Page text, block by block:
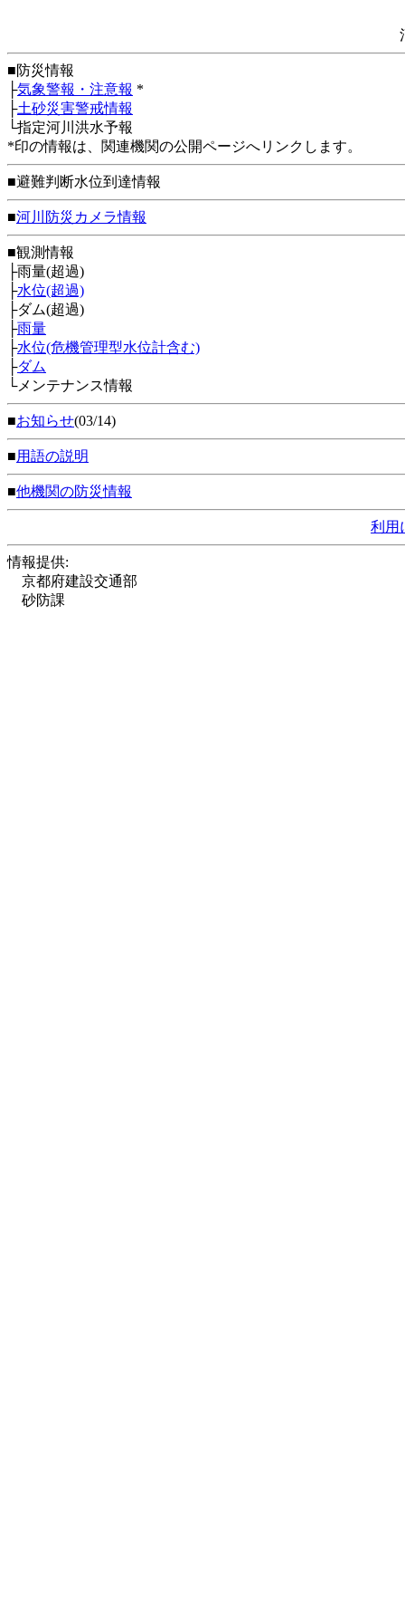
■防災情報
├気象警報・注意報 *
├土砂災害警戒情報
└指定河川洪水予報
*印の情報は、関連機関の公開ページへリンクします。
■避難判断水位到達情報
■河川防災カメラ情報
■観測情報
├雨量(超過)
├水位(超過)
├ダム(超過)
├雨量
├水位(危機管理型水位計含む)
├ダム
└メンテナンス情報
■お知らせ(03/14)
■用語の説明
■他機関の防災情報
利用
情報提供:
京都府建設交通部
砂防課